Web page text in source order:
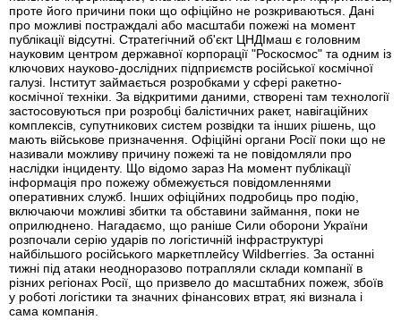
проте його причини поки що офіційно не розкриваються. Дані
про можливі постраждалі або масштаби пожежі на момент
публікації відсутні. Стратегічний об'єкт ЦНДІмаш є головним
науковим центром державної корпорації "Роскосмос" та одним із
ключових науково-дослідних підприємств російської космічної
галузі. Інститут займається розробками у сфері ракетно-
космічної техніки. За відкритими даними, створені там технології
застосовуються при розробці балістичних ракет, навігаційних
комплексів, супутникових систем розвідки та інших рішень, що
мають військове призначення. Офіційні органи Росії поки що не
називали можливу причину пожежі та не повідомляли про
наслідки інциденту. Що відомо зараз На момент публікації
інформація про пожежу обмежується повідомленнями
оперативних служб. Інших офіційних подробиць про подію,
включаючи можливі збитки та обставини займання, поки не
оприлюднено. Нагадаємо, що раніше Сили оборони України
розпочали серію ударів по логістичній інфраструктурі
найбільшого російського маркетплейсу Wildberries. За останні
тижні під атаки неодноразово потрапляли склади компанії в
різних регіонах Росії, що призвело до масштабних пожеж, збоїв
у роботі логістики та значних фінансових втрат, які визнала і
сама компанія.